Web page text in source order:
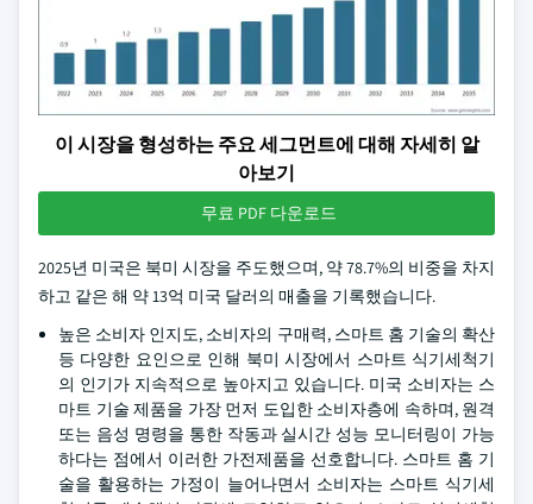
이 시장을 형성하는 주요 세그먼트에 대해 자세히 알
아보기
무료 PDF 다운로드
2025년 미국은 북미 시장을 주도했으며, 약 78.7%의 비중을 차지
하고 같은 해 약 13억 미국 달러의 매출을 기록했습니다.
높은 소비자 인지도, 소비자의 구매력, 스마트 홈 기술의 확산
등 다양한 요인으로 인해 북미 시장에서 스마트 식기세척기
의 인기가 지속적으로 높아지고 있습니다. 미국 소비자는 스
마트 기술 제품을 가장 먼저 도입한 소비자층에 속하며, 원격
또는 음성 명령을 통한 작동과 실시간 성능 모니터링이 가능
하다는 점에서 이러한 가전제품을 선호합니다. 스마트 홈 기
술을 활용하는 가정이 늘어나면서 소비자는 스마트 식기세